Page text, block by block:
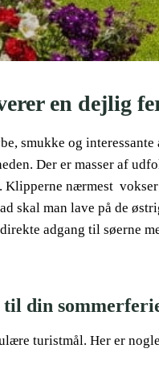
en dejlig
smukke og
Der er masser af
nærmest
man lave på de
adgang til søerne
din
turistmål. Her er